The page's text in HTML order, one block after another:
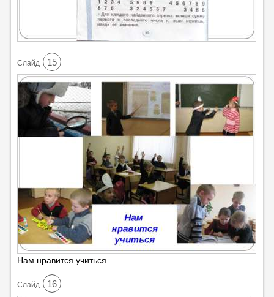
Cлайд 15
Нам нравится учиться
Cлайд 16